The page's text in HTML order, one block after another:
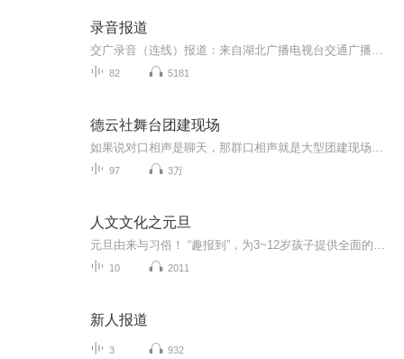
录音报道
82 5181
德云社舞台团建现场
97 3万
人文文化之元旦
10 2011
新人报道
3 932